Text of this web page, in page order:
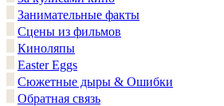
Занимательные факты
Сцены из фильмов
Киноляпы
Easter Eggs
Сюжетные дыры & Ошибки
Обратная связь